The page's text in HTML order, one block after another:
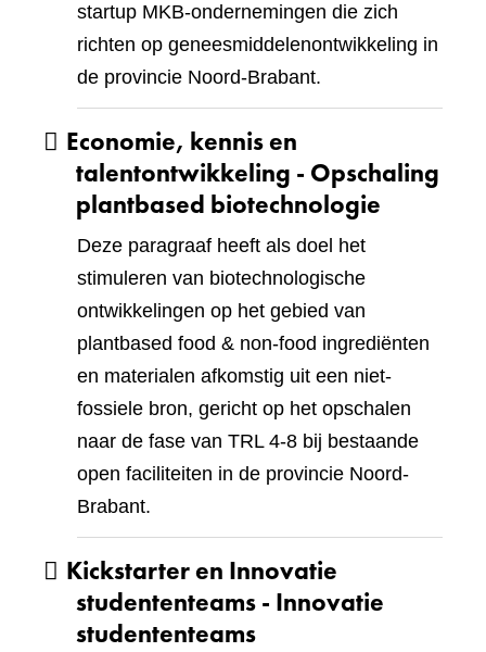
startup MKB-ondernemingen die zich
richten op geneesmiddelenontwikkeling in
de provincie Noord-Brabant.
Economie, kennis en
talentontwikkeling - Opschaling
plantbased biotechnologie
Deze paragraaf heeft als doel het
stimuleren van biotechnologische
ontwikkelingen op het gebied van
plantbased food & non-food ingrediënten
en materialen afkomstig uit een niet-
fossiele bron, gericht op het opschalen
naar de fase van TRL 4-8 bij bestaande
open faciliteiten in de provincie Noord-
Brabant.
Kickstarter en Innovatie
studententeams - Innovatie
studententeams